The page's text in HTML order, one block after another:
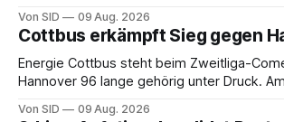
Von SID 09 Aug. 2026
Cottbus erkämpft Sieg gegen
Energie Cottbus steht beim Zweitliga-
Hannover 96 lange gehörig unter Druck.
Von SID 09 Aug. 2026